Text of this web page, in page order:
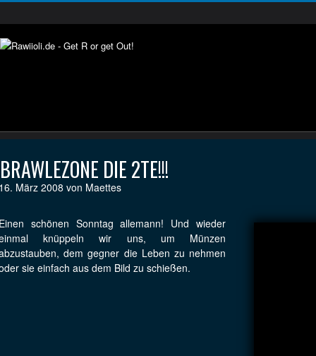
BRAWLEZONE DIE 2TE!!!
März 2008 von Maettes
schönen Sonntag allemann! Und wieder
knüppeln wir uns, um Münzen
dem gegner die Leben zu nehmen
sie einfach aus dem Bild zu schießen.